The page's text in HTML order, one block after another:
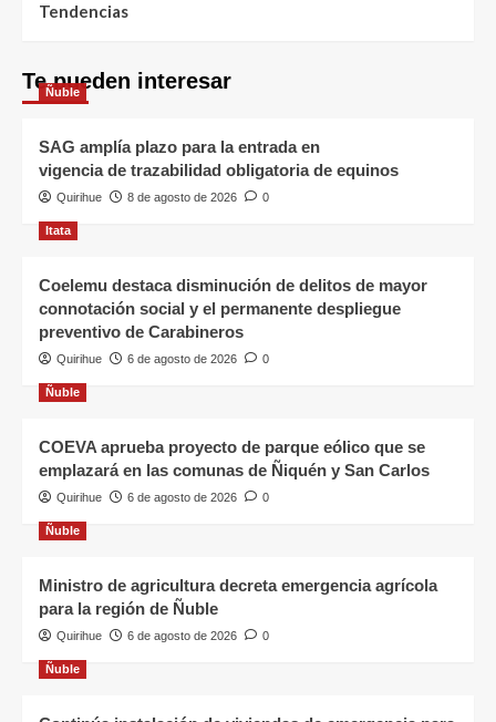
Tendencias
Te pueden interesar
Ñuble
SAG amplía plazo para la entrada en
vigencia de trazabilidad obligatoria de equinos
Quirihue 8 de agosto de 2026 0
Itata
Coelemu destaca disminución de delitos de mayor
connotación social y el permanente despliegue
preventivo de Carabineros
Quirihue 6 de agosto de 2026 0
Ñuble
COEVA aprueba proyecto de parque eólico que se
emplazará en las comunas de Ñiquén y San Carlos
Quirihue 6 de agosto de 2026 0
Ñuble
Ministro de agricultura decreta emergencia agrícola
para la región de Ñuble
Quirihue 6 de agosto de 2026 0
Ñuble